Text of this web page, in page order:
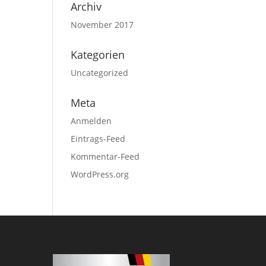
Archiv
November 2017
Kategorien
Uncategorized
Meta
Anmelden
Eintrags-Feed
Kommentar-Feed
WordPress.org